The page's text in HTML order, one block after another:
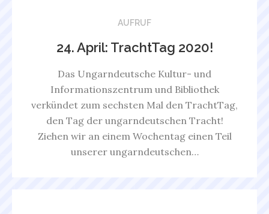
AUFRUF
24. April: TrachtTag 2020!
Das Ungarndeutsche Kultur- und
Informationszentrum und Bibliothek
verkündet zum sechsten Mal den TrachtTag,
den Tag der ungarndeutschen Tracht!
Ziehen wir an einem Wochentag einen Teil
unserer ungarndeutschen…